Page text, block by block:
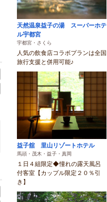
天然温泉益子の湯 スーパーホテ
ル宇都宮
宇都宮・さくら
人気の飲食店コラボプランは全国
旅行支援と併用可能♪
益子舘 里山リゾートホテル
馬頭・茂木・益子・真岡
１日４組限定◆憧れの露天風呂
付客室【カップル限定２０％引
き】